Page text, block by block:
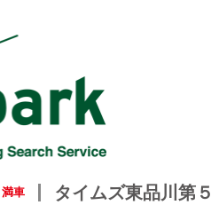
満車 タイムズ東品川第５